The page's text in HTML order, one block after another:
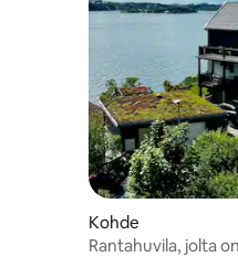
Kohde
Rantahuvila, jolta